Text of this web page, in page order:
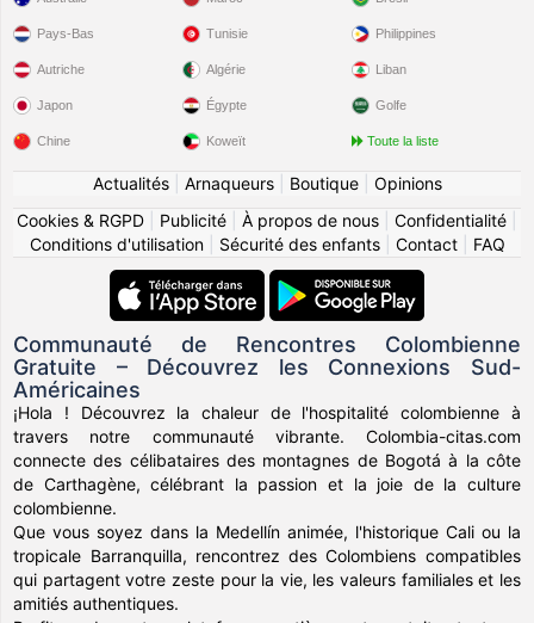
Pays-Bas
Autriche
Japon
Chine
Tunisie
Algérie
Égypte
Koweït
Philippines
Liban
Golfe
Toute la liste
Actualités| Arnaqueurs| Boutique| Opinions
Cookies & RGPD
Publicité À propos de nous Confidentialité
Conditions d'utilisation| Sécurité des enfants| Contact| FAQ
Communauté de Rencontres Colombienne
Gratuite – Découvrez les Connexions Sud-
Américaines
¡Hola ! Découvrez la chaleur de l'hospitalité colombienne à
travers notre communauté vibrante. Colombia-citas.com
connecte des célibataires des montagnes de Bogotá à la côte
de Carthagène, célébrant la passion et la joie de la culture
colombienne.
Que vous soyez dans la Medellín animée, l'historique Cali ou la
tropicale Barranquilla, rencontrez des Colombiens compatibles
qui partagent votre zeste pour la vie, les valeurs familiales et les
amitiés authentiques.